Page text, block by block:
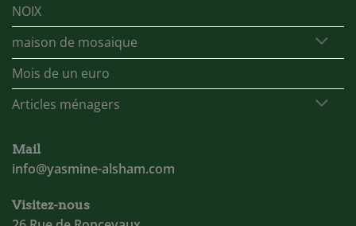
NOIX
maison de mosaique
Mois de un euro
Articles ménagers
Mail
info@yasmine-alsham.com
Visitez-nous